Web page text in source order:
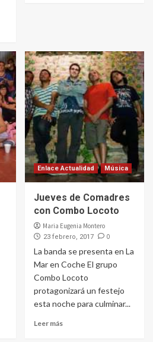
Enlace Actualidad Música
Jueves de Comadres
con Combo Locoto
Maria Eugenia Montero
23 febrero, 2017 0
La banda se presenta en La
Mar en Coche El grupo
Combo Locoto
protagonizará un festejo
esta noche para culminar...
Leer más